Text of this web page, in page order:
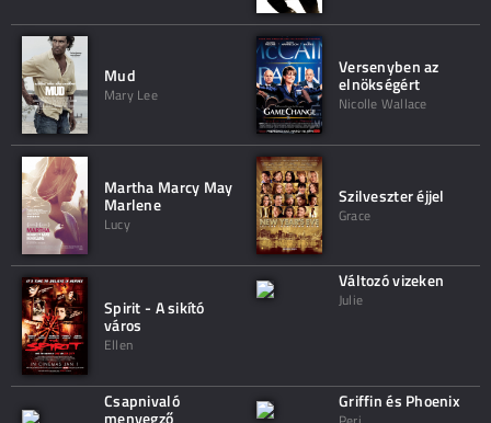
Mud
Mary Lee
Versenyben az
elnökségért
Nicolle Wallace
Martha Marcy May
Marlene
Lucy
Szilveszter éjjel
Grace
Spirit - A sikító
város
Ellen
Változó vizeken
Julie
Csapnivaló
menyegző
Griffin és Phoenix